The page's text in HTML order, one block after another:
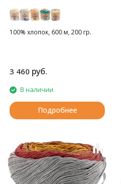
100% хлопок, 600 м, 200 гр.
3 460 руб.
В наличии
Подробнее